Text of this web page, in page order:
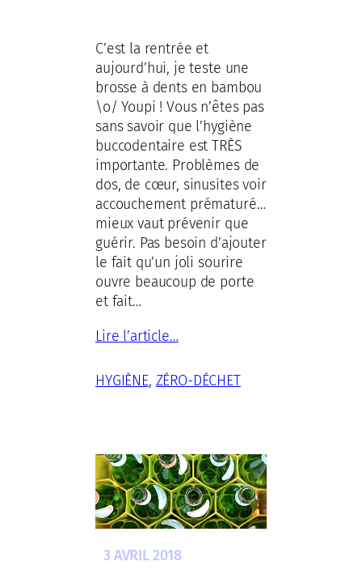
C’est la rentrée et
aujourd’hui, je teste une
brosse à dents en bambou
\o/ Youpi ! Vous n’êtes pas
sans savoir que l’hygiène
buccodentaire est TRÈS
importante. Problèmes de
dos, de cœur, sinusites voir
accouchement prématuré…
mieux vaut prévenir que
guérir. Pas besoin d’ajouter
le fait qu’un joli sourire
ouvre beaucoup de porte
et fait…
Lire l’article…
HYGIÈNE, ZÉRO-DÉCHET
3 AVRIL 2018